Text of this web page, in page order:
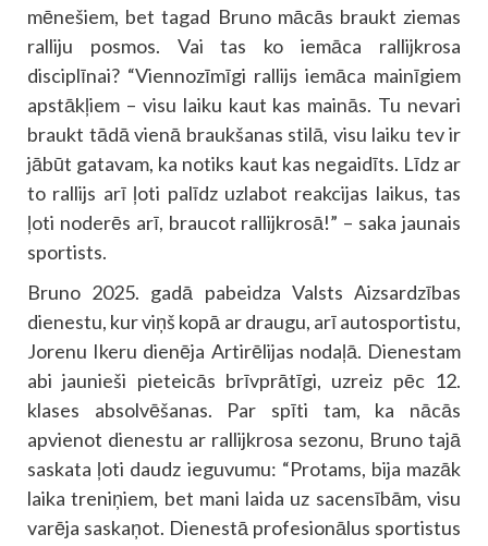
mēnešiem, bet tagad Bruno mācās braukt ziemas
ralliju posmos. Vai tas ko iemāca rallijkrosa
disciplīnai? “Viennozīmīgi rallijs iemāca mainīgiem
apstākļiem – visu laiku kaut kas mainās. Tu nevari
braukt tādā vienā braukšanas stilā, visu laiku tev ir
jābūt gatavam, ka notiks kaut kas negaidīts. Līdz ar
to rallijs arī ļoti palīdz uzlabot reakcijas laikus, tas
ļoti noderēs arī, braucot rallijkrosā!” – saka jaunais
sportists.
Bruno 2025. gadā pabeidza Valsts Aizsardzības
dienestu, kur viņš kopā ar draugu, arī autosportistu,
Jorenu Ikeru dienēja Artirēlijas nodaļā. Dienestam
abi jaunieši pieteicās brīvprātīgi, uzreiz pēc 12.
klases absolvēšanas. Par spīti tam, ka nācās
apvienot dienestu ar rallijkrosa sezonu, Bruno tajā
saskata ļoti daudz ieguvumu: “Protams, bija mazāk
laika treniņiem, bet mani laida uz sacensībām, visu
varēja saskaņot. Dienestā profesionālus sportistus